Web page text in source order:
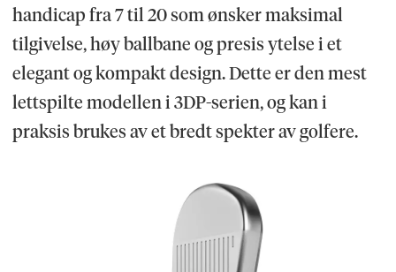
handicap fra 7 til 20 som ønsker maksimal
tilgivelse, høy ballbane og presis ytelse i et
elegant og kompakt design. Dette er den mest
lettspilte modellen i 3DP-serien, og kan i
praksis brukes av et bredt spekter av golfere.